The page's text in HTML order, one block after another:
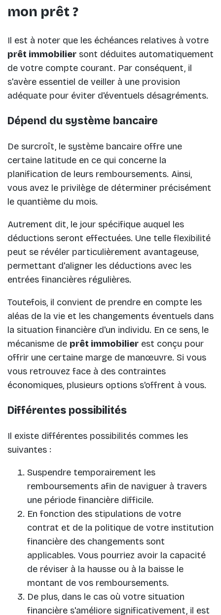
mon prêt ?
Il est à noter que les échéances relatives à votre
prêt immobilier sont déduites automatiquement
de votre compte courant. Par conséquent, il
s'avère essentiel de veiller à une provision
adéquate pour éviter d'éventuels désagréments.
Dépend du système bancaire
De surcroît, le système bancaire offre une
certaine latitude en ce qui concerne la
planification de leurs remboursements. Ainsi,
vous avez le privilège de déterminer précisément
le quantième du mois.
Autrement dit, le jour spécifique auquel les
déductions seront effectuées. Une telle flexibilité
peut se révéler particulièrement avantageuse,
permettant d'aligner les déductions avec les
entrées financières régulières.
Toutefois, il convient de prendre en compte les
aléas de la vie et les changements éventuels dans
la situation financière d'un individu. En ce sens, le
mécanisme de prêt immobilier est conçu pour
offrir une certaine marge de manœuvre. Si vous
vous retrouvez face à des contraintes
économiques, plusieurs options s'offrent à vous.
Différentes possibilités
Il existe différentes possibilités commes les
suivantes :
Suspendre temporairement les
remboursements afin de naviguer à travers
une période financière difficile.
En fonction des stipulations de votre
contrat et de la politique de votre institution
financière des changements sont
applicables. Vous pourriez avoir la capacité
de réviser à la hausse ou à la baisse le
montant de vos remboursements.
De plus, dans le cas où votre situation
financière s'améliore significativement, il est